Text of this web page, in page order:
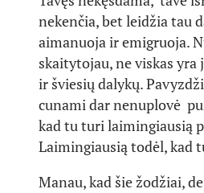
nekenčia, bet leidžia tau
aimanuoja ir emigruoja.
skaitytojau, ne viskas yra
ir šviesių dalykų.
cunami dar nenuplovė
kad tu turi laimingiausią
Laimingiausią todėl, kad
Manau, kad šie žodžiai,